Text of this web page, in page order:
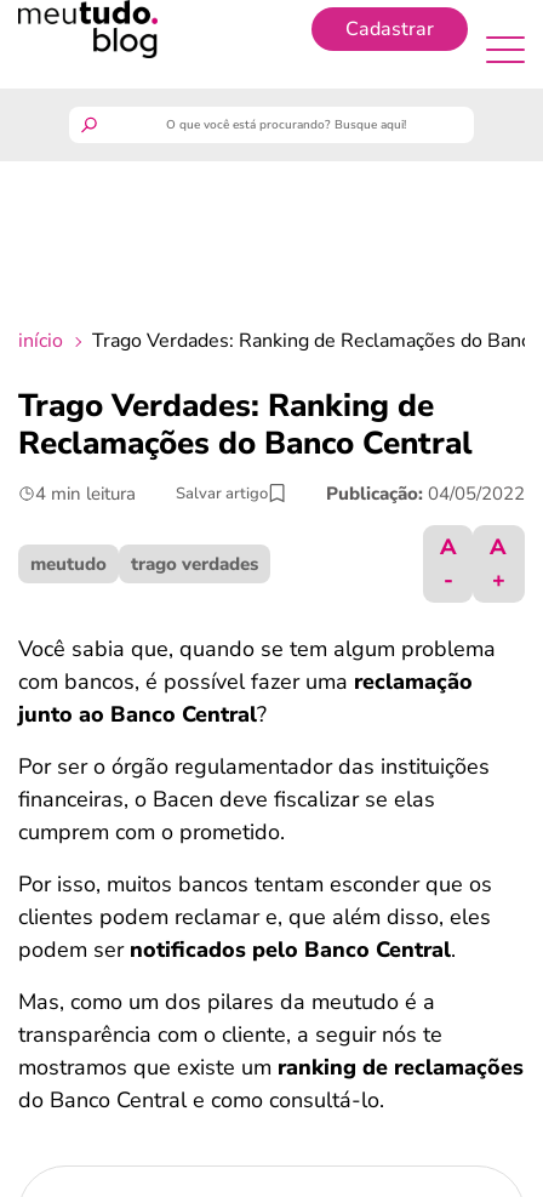
Cadastrar
crédito fácil
últimas notícias
ferramentas
início Trago Verdades: Ranking de Reclamações do
Trago Verdades: Ranking de
Reclamações do Banco Central
4 min leitura Salvar artigo Publicação: 04/05/2022
meutudo trago verdades
A
-
A
+
Você sabia que, quando se tem algum problema
com bancos, é possível fazer uma reclamação
junto ao Banco Central?
Por ser o órgão regulamentador das instituições
financeiras, o Bacen deve fiscalizar se elas
cumprem com o prometido.
Por isso, muitos bancos tentam esconder que os
clientes podem reclamar e, que além disso, eles
podem ser notificados pelo Banco Central.
Mas, como um dos pilares da meutudo é a
transparência com o cliente, a seguir nós te
mostramos que existe um ranking de reclamações
do Banco Central e como consultá-lo.